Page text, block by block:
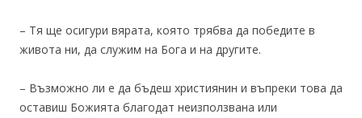
– Тя ще осигури вярата, която трябва да победите в
живота ни, да служим на Бога и на другите.
– Възможно ли е да бъдеш християнин и въпреки това да
оставиш Божията благодат неизползвана или